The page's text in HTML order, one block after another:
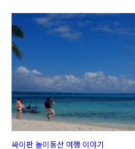
섬들 태국의 대표적인 관광지인 푸켓은 환상적
로 유명합니다. 패트롱 해변의 푸른 바다와 흰 모
으로도 담기 어려운 아름다움을 자랑합니다. 또
푸켓에서 배를 타고 갈 수 있는 곳으로, 푸켓 여행
어 줍니다. 🏯 방콕의 화려한 왕궁과 절 태국의
궁과 ..
싸이판 놀이동산 여행 이야기